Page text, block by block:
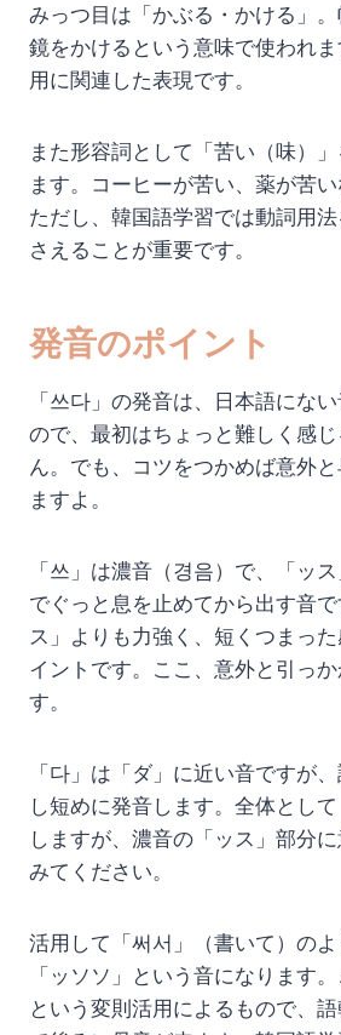
みっつ目は「かぶる・かける」
鏡をかけるという意味で使われ
用に関連した表現です。
また形容詞として「苦い（味）
ます。コーヒーが苦い、薬が苦い
ただし、韓国語学習では動詞用
さえることが重要です。
発音のポイント
「쓰다」の発音は、日本語にな
ので、最初はちょっと難しく感
ん。でも、コツをつかめば意外
ますよ。
「쓰」は濃音（경음）で、「ッ
でぐっと息を止めてから出す音
ス」よりも力強く、短くつまっ
イントです。ここ、意外と引っ
す。
「다」は「ダ」に近い音ですが
し短めに発音します。全体とし
しますが、濃音の「ッス」部分
みてください。
活用して「써서」（書いて）のよ
「ッソソ」という音になります
という変則活用によるもので、